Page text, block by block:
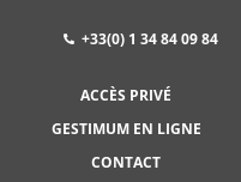
ACCÈS PRIVÉ
GESTIMUM EN LIGNE
CONTACT
+33(0) 1 34 84 09 84